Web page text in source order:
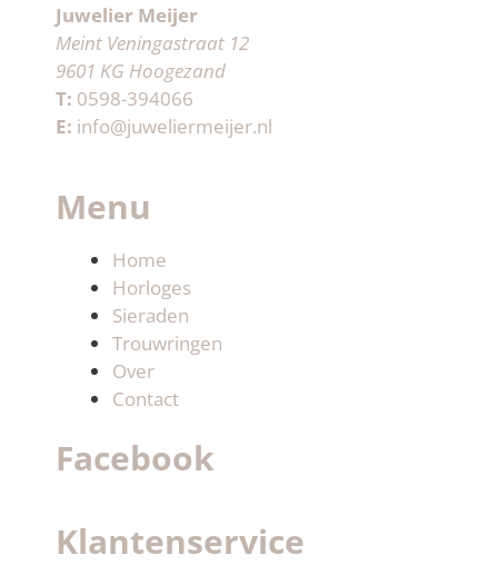
Juwelier Meijer
Meint Veningastraat 12
9601 KG Hoogezand
T: 0598-394066
E: info@juweliermeijer.nl
Menu
Home
Horloges
Sieraden
Trouwringen
Over
Contact
Facebook
Klantenservice